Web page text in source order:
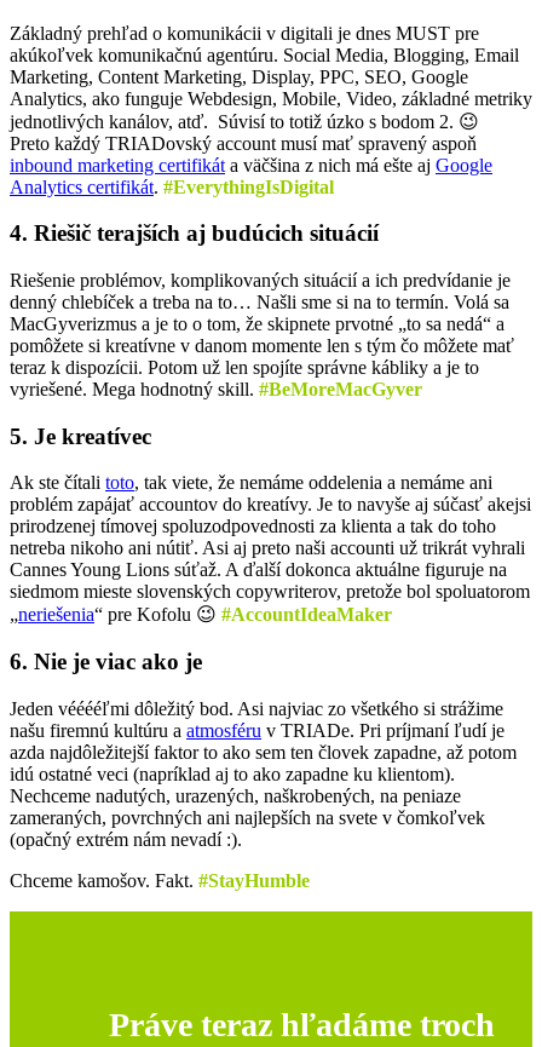
Základný prehľad o komunikácii v digitali je dnes MUST pre
akúkoľvek komunikačnú agentúru. Social Media, Blogging, Email
Marketing, Content Marketing, Display, PPC, SEO, Google
Analytics, ako funguje Webdesign, Mobile, Video, základné metriky
jednotlivých kanálov, atď. Súvisí to totiž úzko s bodom 2. 😉
Preto každý TRIADovský account musí mať spravený aspoň
inbound marketing certifikát a väčšina z nich má ešte aj Google
Analytics certifikát. #EverythingIsDigital
4. Riešič terajších aj budúcich situácií
Riešenie problémov, komplikovaných situácií a ich predvídanie je
denný chlebíček a treba na to… Našli sme si na to termín. Volá sa
MacGyverizmus a je to o tom, že skipnete prvotné „to sa nedá“ a
pomôžete si kreatívne v danom momente len s tým čo môžete mať
teraz k dispozícii. Potom už len spojíte správne kábliky a je to
vyriešené. Mega hodnotný skill. #BeMoreMacGyver
5. Je kreatívec
Ak ste čítali toto, tak viete, že nemáme oddelenia a nemáme ani
problém zapájať accountov do kreatívy. Je to navyše aj súčasť akejsi
prirodzenej tímovej spoluzodpovednosti za klienta a tak do toho
netreba nikoho ani nútiť. Asi aj preto naši accounti už trikrát vyhrali
Cannes Young Lions súťaž. A ďalší dokonca aktuálne figuruje na
siedmom mieste slovenských copywriterov, pretože bol spoluatorom
„neriešenia“ pre Kofolu 😉 #AccountIdeaMaker
6. Nie je viac ako je
Jeden vééééľmi dôležitý bod. Asi najviac zo všetkého si strážime
našu firemnú kultúru a atmosféru v TRIADe. Pri príjmaní ľudí je
azda najdôležitejší faktor to ako sem ten človek zapadne, až potom
idú ostatné veci (napríklad aj to ako zapadne ku klientom).
Nechceme nadutých, urazených, naškrobených, na peniaze
zameraných, povrchných ani najlepších na svete v čomkoľvek
(opačný extrém nám nevadí :).
Chceme kamošov. Fakt. #StayHumble
Práve teraz hľadáme troch